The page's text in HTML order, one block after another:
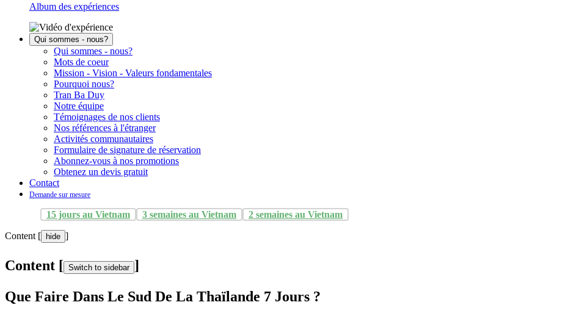
Album des expériences
Qui sommes - nous?
Qui sommes - nous?
Mots de coeur
Mission - Vision - Valeurs fondamentales
Pourquoi nous?
Tran Ba Duy
Notre équipe
Témoignages de nos clients
Nos références à l'étranger
Activités communautaires
Formulaire de signature de réservation
Abonnez-vous à nos promotions
Obtenez un devis gratuit
Contact
Demande sur mesure
15 jours au Vietnam 3 semaines au Vietnam 2 semaines au Vietnam
Content [ hide ]
Content [ Switch to sidebar ]
Que Faire Dans Le Sud De La Thaïlande 7 Jours ?